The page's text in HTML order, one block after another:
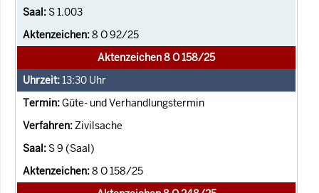
S 1.003
8 O 92/25
Aktenzeichen 8 O 158/25
13:30 Uhr
Güte- und Verhandlungstermin
Zivilsache
S 9 (Saal)
8 O 158/25